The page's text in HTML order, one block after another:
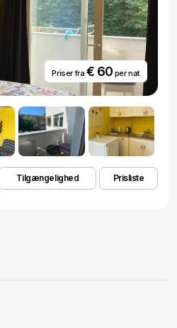
Priser fra€ 60 per nat
Tilgængelighed Prisliste